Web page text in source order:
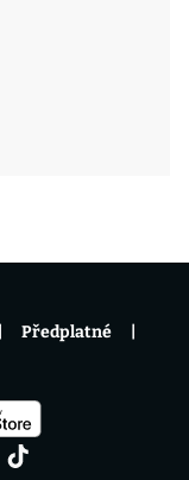
Předplatné